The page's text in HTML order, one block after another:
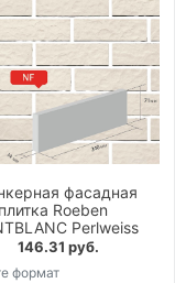
фасадная
плитка Roeben
Perlweiss
146.31 руб.
формат